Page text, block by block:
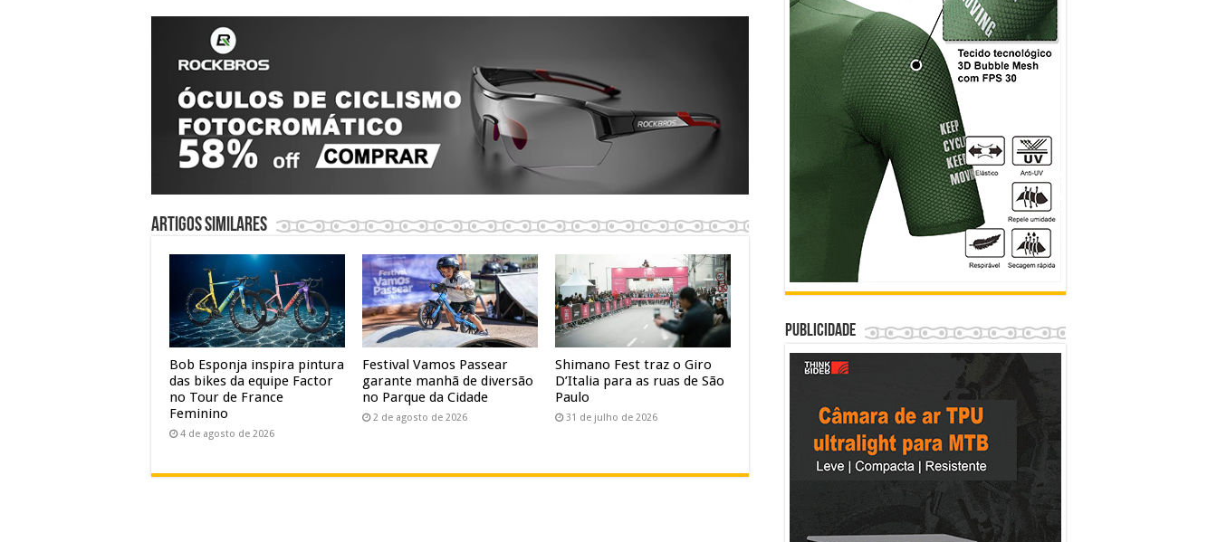
Artigos similares
Bob Esponja inspira pintura
das bikes da equipe Factor
no Tour de France
Feminino
4 de agosto de 2026
Festival Vamos Passear
garante manhã de diversão
no Parque da Cidade
2 de agosto de 2026
Shimano Fest traz o Giro
D’Italia para as ruas de São
Paulo
31 de julho de 2026
Publicidade